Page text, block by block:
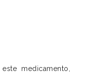
medicamento,